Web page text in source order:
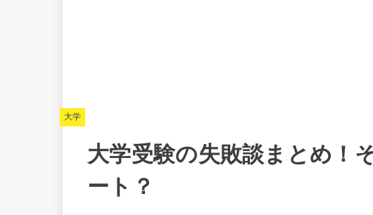
大学
大学受験の失敗談まとめ！
ート？